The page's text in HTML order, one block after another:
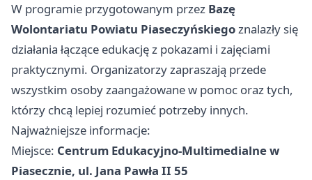
W programie przygotowanym przez Bazę
Wolontariatu Powiatu Piaseczyńskiegoznalazły się
działania łączące edukację z pokazami i zajęciami
praktycznymi. Organizatorzy zapraszają przede
wszystkim osoby zaangażowane w pomoc oraz tych,
którzy chcą lepiej rozumieć potrzeby innych.
Najważniejsze informacje:
Miejsce: Centrum Edukacyjno‑Multimedialne w
Piasecznie, ul. Jana Pawła II 55